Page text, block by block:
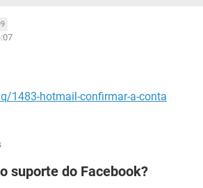
1483-hotmail-confirmar-a-conta
suporte do Facebook?